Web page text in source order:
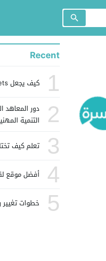
Recent
1 كيف يجعل JustMarkets تداول الفوركس أسهل وأكثر أمانًا
2
دور المعاهد
التنمية
3 تعلم كيف
4 أفضل موقع
5 خطوات